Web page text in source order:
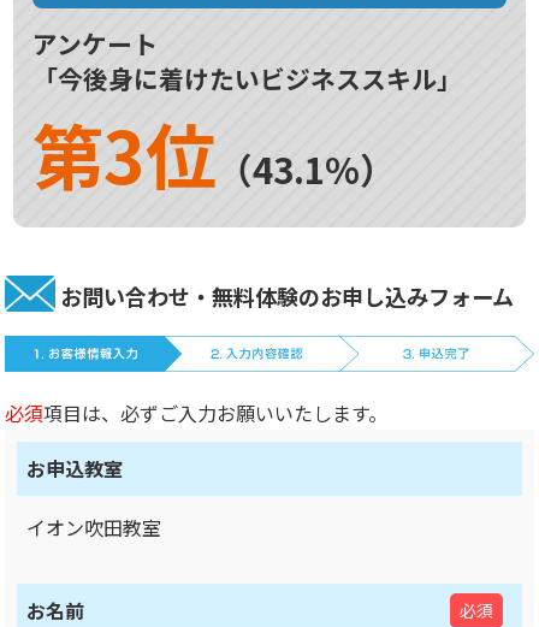
アンケート
「今後身に着けたいビジネススキル」
第3位 （43.1%）
お問い合わせ・無料体験のお申し込みフォーム
必須項目は、必ずご入力お願いいたします。
お申込教室
イオン吹田教室
お名前 必須